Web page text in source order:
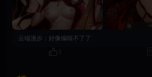
云端漫步： 好像编辑不了了
3